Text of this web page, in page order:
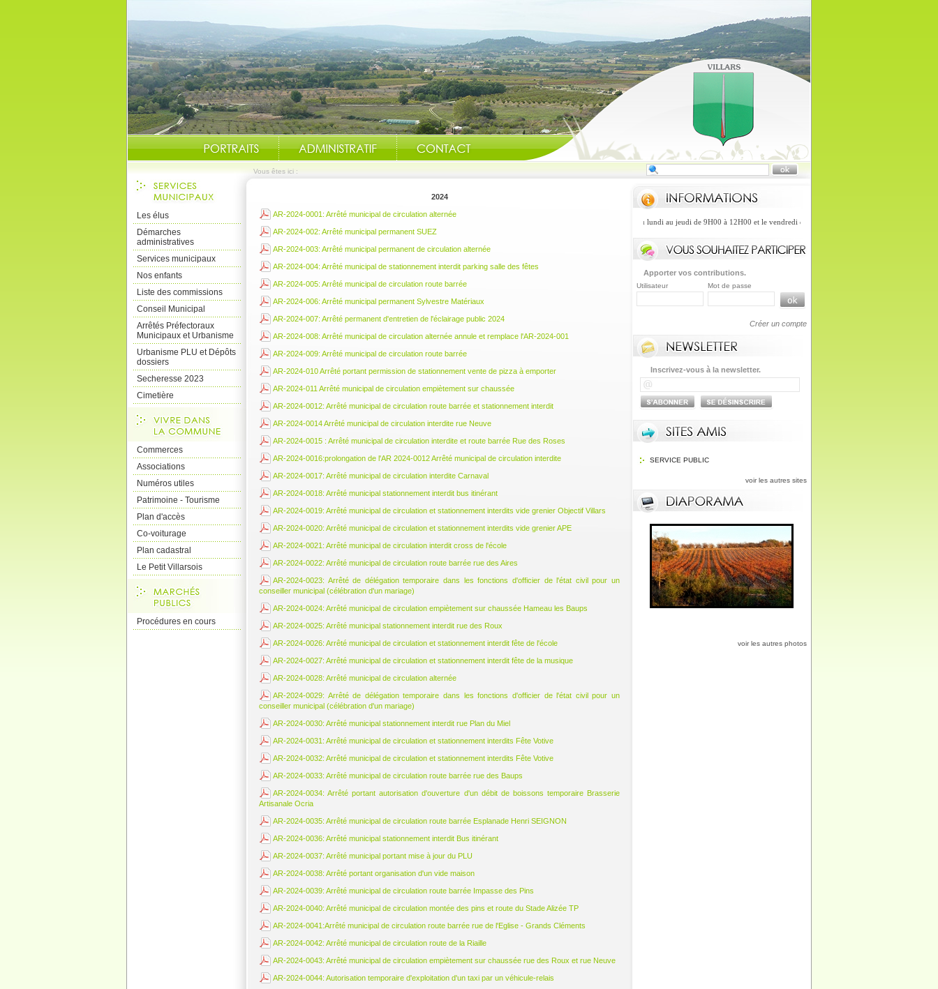
Vous êtes ici :
Les élus
Démarches
administratives
Services municipaux
Nos enfants
Liste des commissions
Conseil Municipal
Arrêtés Préfectoraux
Municipaux et Urbanisme
Urbanisme PLU et Dépôts
dossiers
Secheresse 2023
Cimetière
Commerces
Associations
Numéros utiles
Patrimoine - Tourisme
Plan d'accès
Co-voiturage
Plan cadastral
Le Petit Villarsois
Procédures en cours
2024
AR-2024-0001: Arrêté municipal de circulation alternée
AR-2024-002: Arrêté municipal permanent SUEZ
AR-2024-003: Arrêté municipal permanent de circulation alternée
AR-2024-004: Arrêté municipal de stationnement interdit parking salle des fêtes
AR-2024-005: Arrêté municipal de circulation route barrée
AR-2024-006: Arrêté municipal permanent Sylvestre Matériaux
AR-2024-007: Arrêté permanent d'entretien de l'éclairage public 2024
AR-2024-008: Arrêté municipal de circulation alternée annule et remplace l'AR-2024-001
AR-2024-009: Arrêté municipal de circulation route barrée
AR-2024-010 Arrêté portant permission de stationnement vente de pizza à emporter
AR-2024-011 Arrêté municipal de circulation empiètement sur chaussée
AR-2024-0012: Arrêté municipal de circulation route barrée et stationnement interdit
AR-2024-0014 Arrêté municipal de circulation interdite rue Neuve
AR-2024-0015 : Arrêté municipal de circulation interdite et route barrée Rue des Roses
AR-2024-0016:prolongation de l'AR 2024-0012 Arrêté municipal de circulation interdite
AR-2024-0017: Arrêté municipal de circulation interdite Carnaval
AR-2024-0018: Arrêté municipal stationnement interdit bus itinérant
AR-2024-0019: Arrêté municipal de circulation et stationnement interdits vide grenier Objectif Villars
AR-2024-0020: Arrêté municipal de circulation et stationnement interdits vide grenier APE
AR-2024-0021: Arrêté municipal de circulation interdit cross de l'école
AR-2024-0022: Arrêté municipal de circulation route barrée rue des Aires
AR-2024-0023: Arrêté de délégation temporaire dans les fonctions d'officier de l'état civil pour un
conseiller municipal (célébration d'un mariage)
AR-2024-0024: Arrêté municipal de circulation empiètement sur chaussée Hameau les Baups
AR-2024-0025: Arrêté municipal stationnement interdit rue des Roux
AR-2024-0026: Arrêté municipal de circulation et stationnement interdit fête de l'école
AR-2024-0027: Arrêté municipal de circulation et stationnement interdit fête de la musique
AR-2024-0028: Arrêté municipal de circulation alternée
AR-2024-0029: Arrêté de délégation temporaire dans les fonctions d'officier de l'état civil pour un
conseiller municipal (célébration d'un mariage)
AR-2024-0030: Arrêté municipal stationnement interdit rue Plan du Miel
AR-2024-0031: Arrêté municipal de circulation et stationnement interdits Fête Votive
AR-2024-0032: Arrêté municipal de circulation et stationnement interdits Fête Votive
AR-2024-0033: Arrêté municipal de circulation route barrée rue des Baups
AR-2024-0034: Arrêté portant autorisation d'ouverture d'un débit de boissons temporaire Brasserie
Artisanale Ocria
AR-2024-0035: Arrêté municipal de circulation route barrée Esplanade Henri SEIGNON
AR-2024-0036: Arrêté municipal stationnement interdit Bus itinérant
AR-2024-0037: Arrêté municipal portant mise à jour du PLU
AR-2024-0038: Arrêté portant organisation d'un vide maison
AR-2024-0039: Arrêté municipal de circulation route barrée Impasse des Pins
AR-2024-0040: Arrêté municipal de circulation montée des pins et route du Stade Alizée TP
AR-2024-0041:Arrêté municipal de circulation route barrée rue de l'Eglise - Grands Cléments
AR-2024-0042: Arrêté municipal de circulation route de la Riaille
AR-2024-0043: Arrêté municipal de circulation empiètement sur chaussée rue des Roux et rue Neuve
AR-2024-0044: Autorisation temporaire d'exploitation d'un taxi par un véhicule-relais
La mairie est ouverte au public du lundi au jeudi de 9H00 à 12H00 et le vendredi de 9H00 à 12H et de 13H30 à 16H30.La poste
Apporter vos contributions.
Utilisateur Mot de passe
Créer un compte
Inscrivez-vous à la newsletter.
SERVICE PUBLIC
voir les autres sites
voir les autres photos